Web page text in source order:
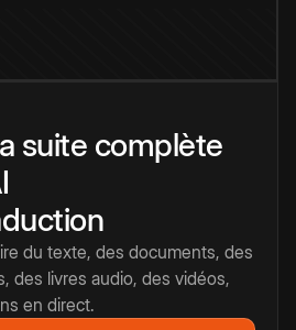
suite complète
du texte, des documents, des
des livres audio, des vidéos,
en direct.